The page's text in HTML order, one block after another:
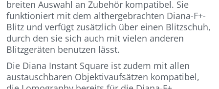
breiten Auswahl an Zubehör kompatibel. Sie
funktioniert mit dem althergebrachten Diana-F+-
Blitz und verfügt zusätzlich über einen Blitzschuh,
durch den sie sich auch mit vielen anderen
Blitzgeräten benutzen lässt.
Die Diana Instant Square ist zudem mit allen
austauschbaren Objektivaufsätzen kompatibel,